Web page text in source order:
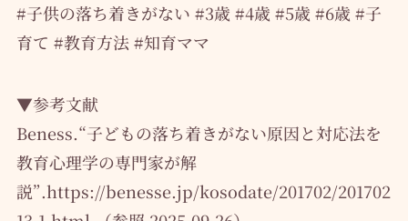
#子供の落ち着きがない #3歳 #4歳 #5歳 #6歳 #子
育て #教育方法 #知育ママ
▼参考文献
Beness.“子どもの落ち着きがない原因と対応法を
教育心理学の専門家が解
説”.https://benesse.jp/kosodate/201702/201702